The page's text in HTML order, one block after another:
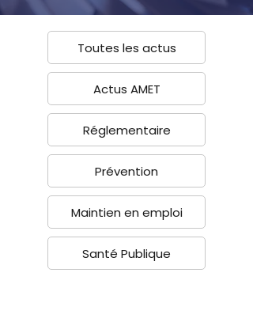
Toutes les actus
Actus AMET
Réglementaire
Prévention
Maintien en emploi
Santé Publique